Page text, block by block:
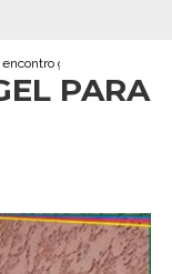
madeira
encontro gel para textura
PARA